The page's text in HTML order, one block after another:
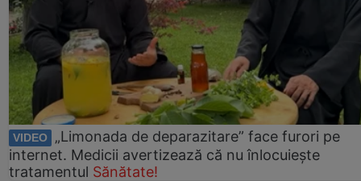
VIDEO
„Limonada de deparazitare” face furori pe
internet. Medicii avertizează că nu înlocuiește
tratamentul Sănătate!